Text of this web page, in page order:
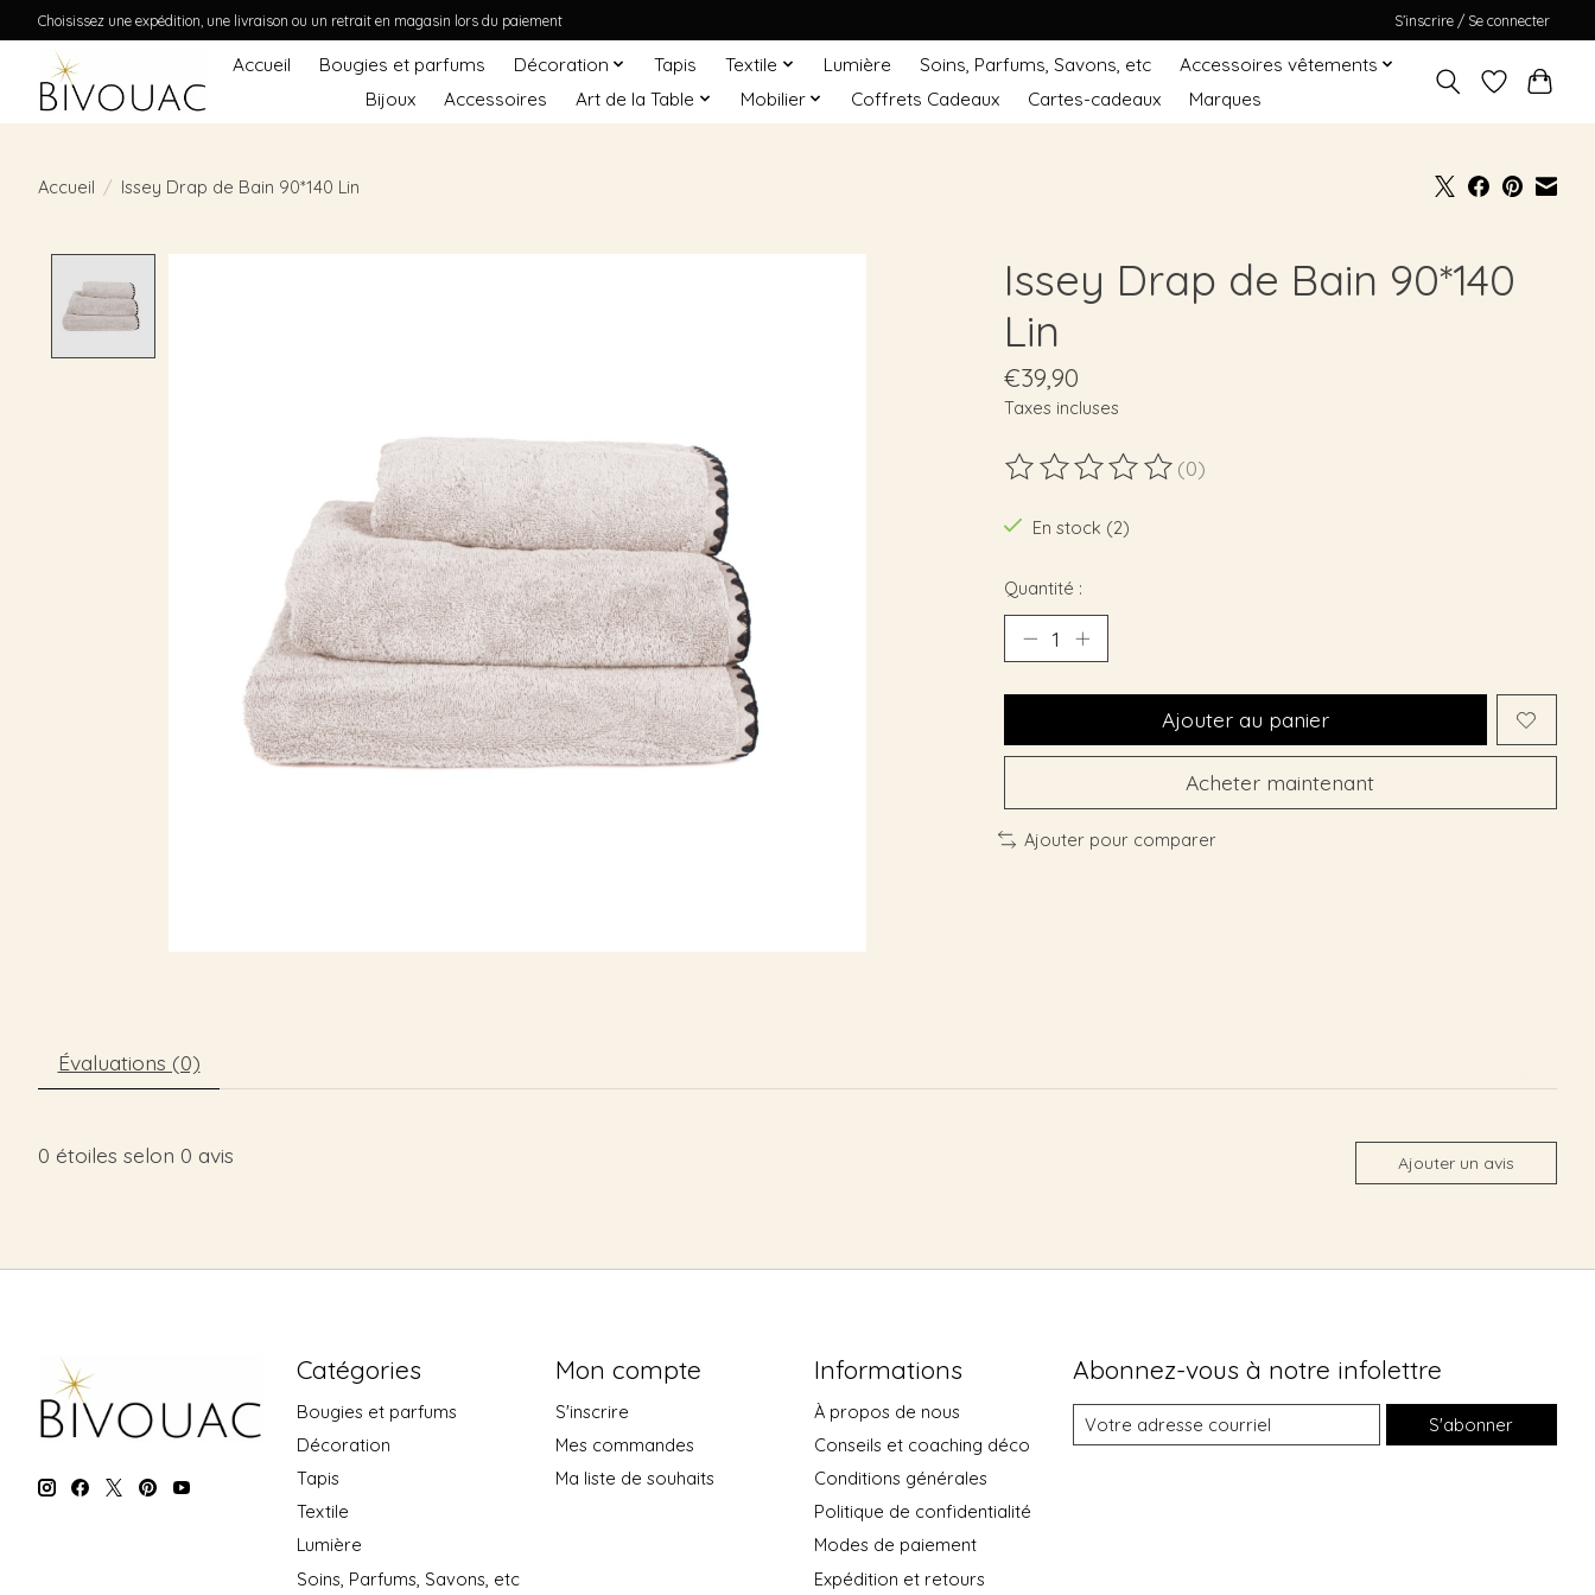
Choisissez une expédition, une livraison ou un retrait en magasin lors du paiement S’inscrire / Se connecter
Accueil Bougies et parfums Décoration Tapis Textile Lumière Soins, Parfums, Savons, etc
Accessoires vêtements
Bijoux
Accessoires Art de la Table Mobilier Coffrets Cadeaux Cartes-cadeaux Marques
Accueil / Issey Drap de Bain 90*140 Lin
Issey Drap de Bain 90*140
Lin
€39,90
Taxes incluses
Ce produit est évalué à
(0)
En stock (2)
Quantité :
Ajouter au panier
Acheter maintenant
Ajouter pour comparer
Évaluations (0)
0 étoiles selon 0 avis Ajouter un avis
Catégories
Bougies et parfums
Décoration
Tapis
Textile
Lumière
Soins, Parfums, Savons, etc
Mon compte
S'inscrire
Mes commandes
Ma liste de souhaits
Informations
À propos de nous
Conseils et coaching déco
Conditions générales
Politique de confidentialité
Modes de paiement
Expédition et retours
Abonnez-vous à notre infolettre
S'abonner